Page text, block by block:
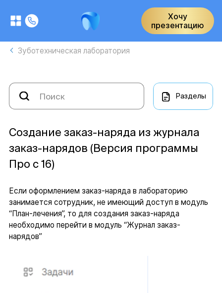
Хочу
презентацию
Зуботехническая лаборатория
Разделы
Создание заказ-наряда из журнала
заказ-нарядов (Версия программы
Про с 16)
Если оформлением заказ-наряда в лабораторию
занимается сотрудник, не имеющий доступ в модуль
“План-лечения”, то для создания заказ-наряда
необходимо перейти в модуль “Журнал заказ-
нарядов”